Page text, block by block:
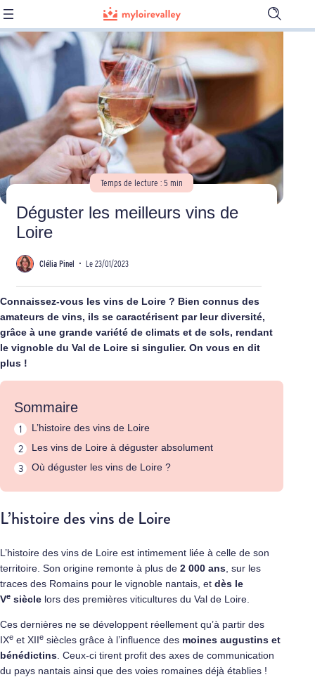
Ouvrir
la
Temps de lecture : 5 min
Déguster les meilleurs vins de
Loire
Clélia Pinel • Le 23/01/2023
Connaissez-vous les vins de Loire ? Bien connus des
amateurs de vins, ils se caractérisent par leur diversité,
grâce à une grande variété de climats et de sols, rendant
le vignoble du Val de Loire si singulier. On vous en dit
plus !
Sommaire
L’histoire des vins de Loire
Les vins de Loire à déguster absolument
Où déguster les vins de Loire ?
L’histoire des vins de Loire
L’histoire des vins de Loire est intimement liée à celle de son
territoire. Son origine remonte à plus de 2 000 ans , sur les
traces des Romains pour le vignoble nantais, et dès le
Ve siècle lors des premières viticultures du Val de Loire.
Ces dernières ne se développent réellement qu’à partir des
IXe et XIIe siècles grâce à l’influence des moines augustins et
bénédictins . Ceux-ci tirent profit des axes de communication
du pays nantais ainsi que des voies romaines déjà établies !